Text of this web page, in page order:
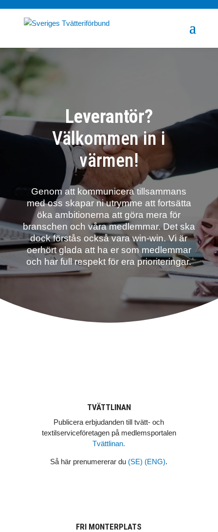
Leverantör?
Välkommen in i
värmen!
Genom att kommunicera tillsammans
med oss skapar ni utrymme att fortsätta
öka ambitionerna att göra mera för
branschen och våra medlemmar. Det ska
dock förstås också vara win-win. Vi är
oerhört glada att ha er som medlemmar
och har full respekt för era prioriteringar.
TVÄTTLINAN
Publicera erbjudanden till tvätt- och
textilserviceföretagen på medlemsportalen
Tvättlinan.
Så här prenumererar du (SE) (ENG).
FRI MONTERPLATS